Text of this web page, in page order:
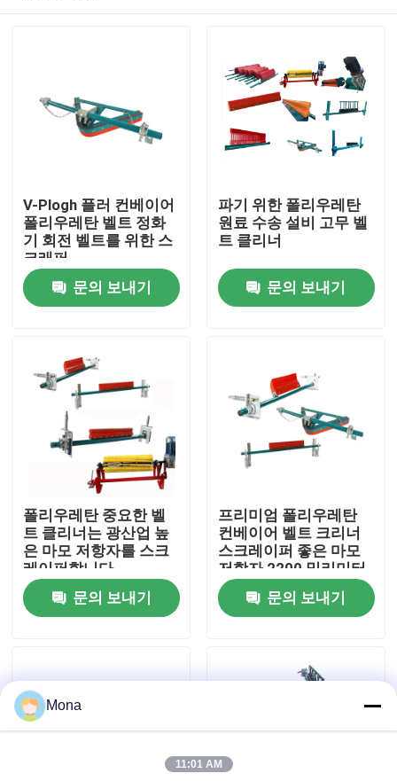
홈
동영상
회사 소개
공장 투어
품질 관리
연락처
요업 마모 라이너
알루미나 세라믹 라이너
V-Plogh 플러 컨베이어
폴리우레탄 벨트 정화
기 회전 벨트를 위한 스
크래퍼
문의 보내기
파기 위한 폴리우레탄
원료 수송 설비 고무 벨
트 클리너
문의 보내기
폴리우레탄 중요한 벨
트 클리너는 광산업 높
은 마모 저항자를 스크
레이퍼합니다
문의 보내기
프리미엄 폴리우레탄
컨베이어 벨트 크리너
스크레이퍼 좋은 마모
저항자 2200 밀리미터
문의 보내기
Mona
11:01 AM